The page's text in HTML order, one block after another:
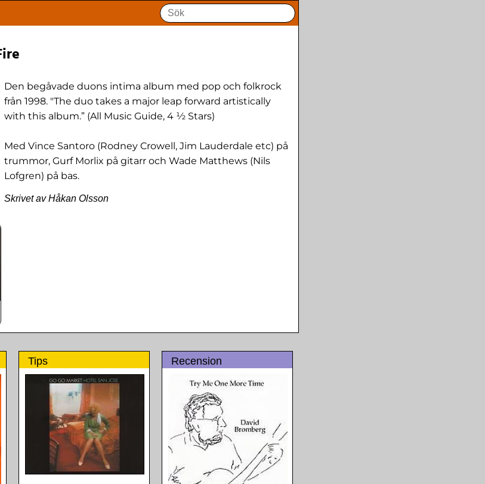
Den begåvade duons intima album med pop och folkrock
från 1998. "The duo takes a major leap forward artistically
with this album.” (All Music Guide, 4 ½ Stars)
Med Vince Santoro (Rodney Crowell, Jim Lauderdale etc) på
trummor, Gurf Morlix på gitarr och Wade Matthews (Nils
Lofgren) på bas.
Skrivet av Håkan Olsson
Tips Recension